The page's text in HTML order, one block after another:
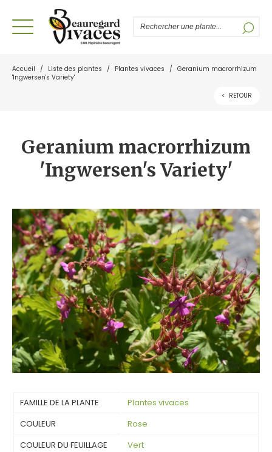
Accueil / Liste des plantes / Plantes vivaces / Geranium macrorrhizum
'Ingwersen's Variety'
< RETOUR
Geranium macrorrhizum
'Ingwersen's Variety'
FAMILLE DE LA PLANTE
Plantes vivaces
COULEUR
Rose
COULEUR DU FEUILLAGE
Vert